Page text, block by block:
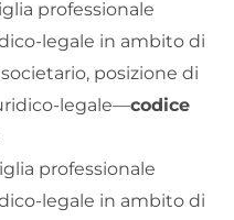
professionale
legale in ambito di
posizione di
legale—codice
professionale
legale in ambito di